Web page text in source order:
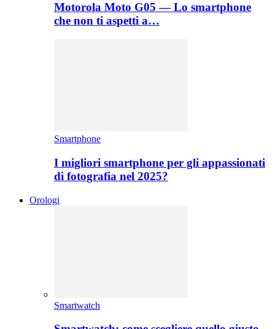
Motorola Moto G05 — Lo smartphone
che non ti aspetti a…
Smartphone
I migliori smartphone per gli appassionati
di fotografia nel 2025?
Orologi
Smartwatch